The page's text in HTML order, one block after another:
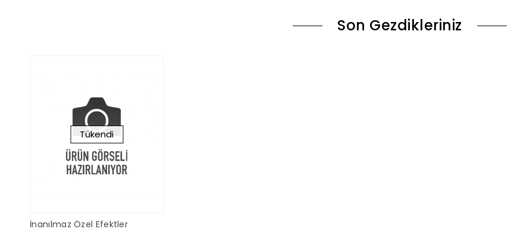
Son Gezdikleriniz
Tükendi
İnanılmaz Özel Efektler